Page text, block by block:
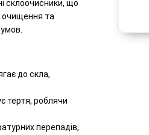
склоочисники, що
очищення та
до скла,
тертя, роблячи
перепадів,